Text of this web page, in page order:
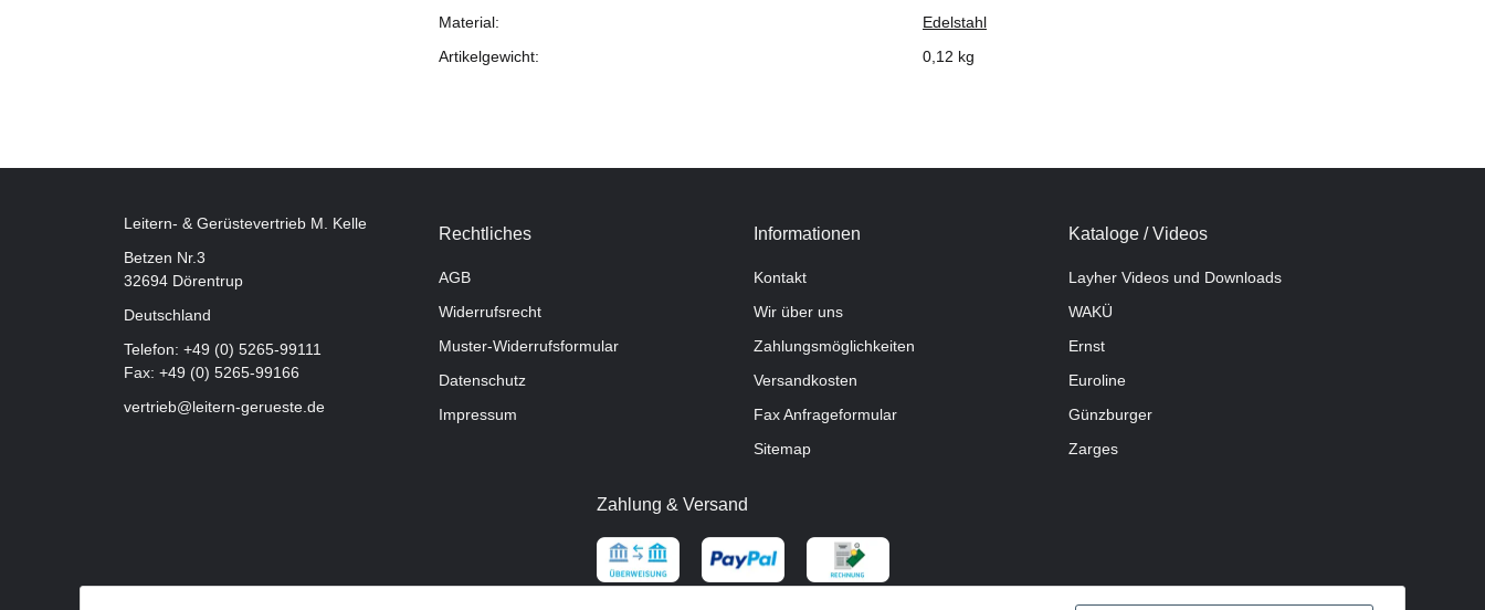
Material:
Edelstahl
Artikelgewicht:
0,12 kg
Leitern- & Gerüstevertrieb M. Kelle
Betzen Nr.3
32694 Dörentrup
Deutschland
Telefon: +49 (0) 5265-99111
Fax: +49 (0) 5265-99166
vertrieb@leitern-gerueste.de
Rechtliches
AGB
Widerrufsrecht
Muster-Widerrufsformular
Datenschutz
Impressum
Informationen
Kontakt
Wir über uns
Zahlungsmöglichkeiten
Versandkosten
Fax Anfrageformular
Sitemap
Kataloge / Videos
Layher Videos und Downloads
WAKÜ
Ernst
Euroline
Günzburger
Zarges
Zahlung & Versand